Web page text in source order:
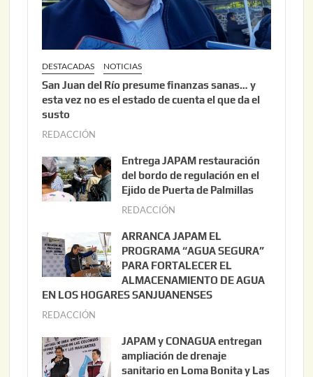
DESTACADAS NOTICIAS
San Juan del Río presume finanzas sanas… y
esta vez no es el estado de cuenta el que da el
susto
REDACCIÓN
o
s
t
3
,
2
0
Entrega JAPAM restauración
del bordo de regulación en el
Ejido de Puerta de Palmillas
REDACCIÓN
i
o
2
2
0
ARRANCA JAPAM EL
PROGRAMA “AGUA SEGURA”
PARA FORTALECER EL
ALMACENAMIENTO DE AGUA
EN LOS HOGARES SANJUANENSES
REDACCIÓN
l
i
JAPAM y CONAGUA entregan
ampliación de drenaje
sanitario en Loma Bonita y Las